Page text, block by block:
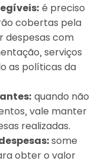
é preciso
cobertas pela
despesas com
serviços
as políticas da
quando não
vale manter
realizadas.
some
obter o valor